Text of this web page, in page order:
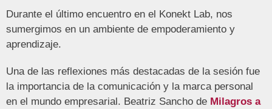
Durante el último encuentro en el Konekt Lab, nos
sumergimos en un ambiente de empoderamiento y
aprendizaje.
Una de las reflexiones más destacadas de la sesión fue
la importancia de la comunicación y la marca personal
en el mundo empresarial. Beatriz Sancho de Milagros a